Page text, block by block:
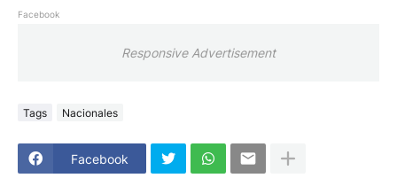
Facebook
Responsive Advertisement
Tags Nacionales
Facebook